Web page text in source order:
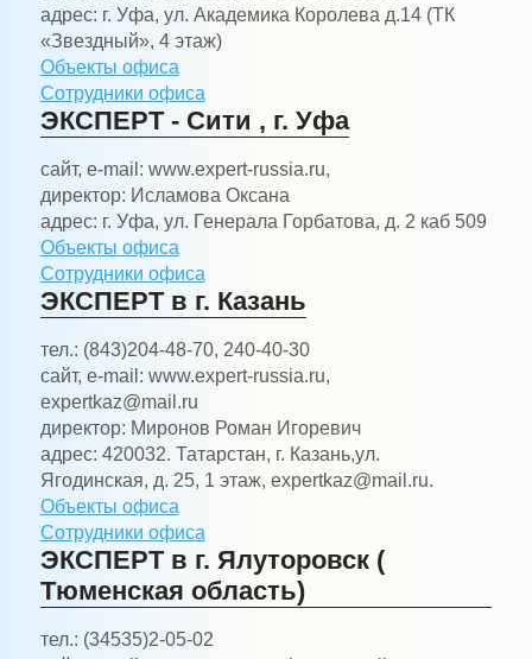
адрес: г. Уфа, ул. Академика Королева д.14 (ТК
«Звездный», 4 этаж)
Объекты офиса
Сотрудники офиса
ЭКСПЕРТ - Сити , г. Уфа
сайт, e-mail: www.expert-russia.ru,
директор: Исламова Оксана
адрес: г. Уфа, ул. Генерала Горбатова, д. 2 каб 509
Объекты офиса
Сотрудники офиса
ЭКСПЕРТ в г. Казань
тел.: (843)204-48-70, 240-40-30
сайт, e-mail: www.expert-russia.ru,
expertkaz@mail.ru
директор: Миронов Роман Игоревич
адрес: 420032. Татарстан, г. Казань,ул.
Ягодинская, д. 25, 1 этаж, expertkaz@mail.ru.
Объекты офиса
Сотрудники офиса
ЭКСПЕРТ в г. Ялуторовск (
Тюменская область)
тел.: (34535)2-05-02